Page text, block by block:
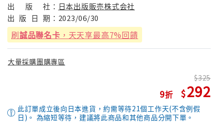
出
版 社： 日本出版販売株式会社
出 版 日 期： 2023/06/30
刷誠品聯名卡 ，天天享最高7%回饋
大量採購團購專區
9
325
292
此訂單成立後向日本進貨，約需等待21個工作天(不含例假
日)。 為縮短等待，建議將此商品和其他商品分開下單。